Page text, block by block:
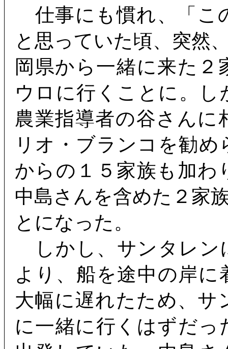
仕事にも慣れ、「こ
と思っていた頃、突然
岡県から一緒に来た
ウロに行くことに。
農業指導者の谷さん
リオ・ブランコを勧
からの１５家族も加わ
中島さんを含めた２家
とになった。
しかし、サンタレン
より、船を途中の岸
大幅に遅れたため、
に一緒に行くはずだ